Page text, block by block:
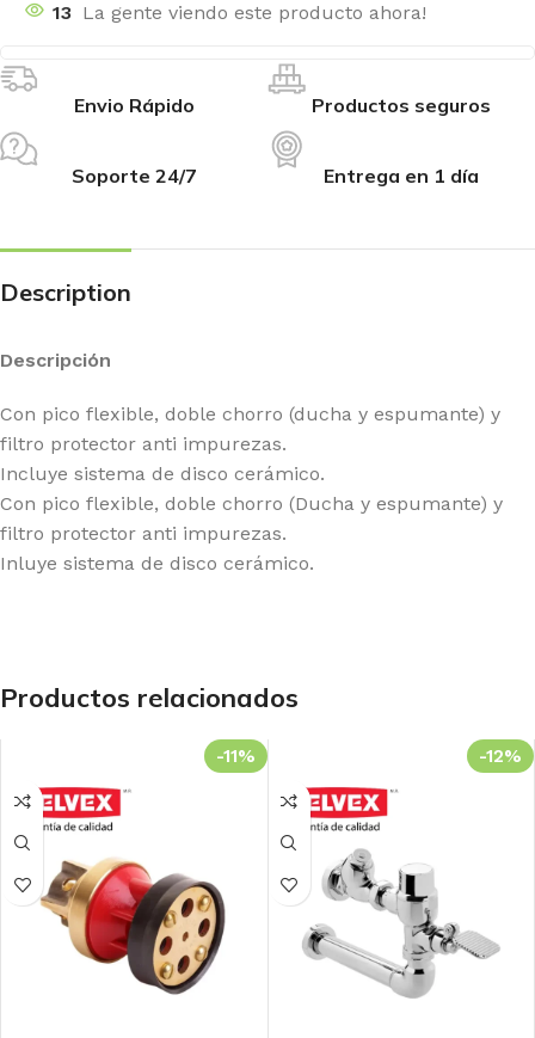
13 La gente viendo este producto ahora!
Envio Rápido Productos seguros
Soporte 24/7 Entrega en 1 día
Description
Descripción
Con pico flexible, doble chorro (ducha y espumante) y
filtro protector anti impurezas.
Incluye sistema de disco cerámico.
Con pico flexible, doble chorro (Ducha y espumante) y
filtro protector anti impurezas.
Inluye sistema de disco cerámico.
Productos relacionados
-11% -12%